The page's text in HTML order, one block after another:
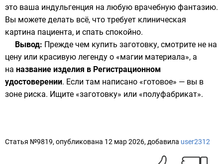
это ваша индульгенция на любую врачебную фантазию.
Вы можете делать всё, что требует клиническая
картина пациента, и спать спокойно.
Вывод: Прежде чем купить заготовку, смотрите не на
цену или красивую легенду о «магии материала», а
на название изделия в Регистрационном
удостоверении. Если там написано «готовое» — вы в
зоне риска. Ищите «заготовку» или «полуфабрикат».
Статья №9819, опубликована 12 мар 2026, добавила user2312